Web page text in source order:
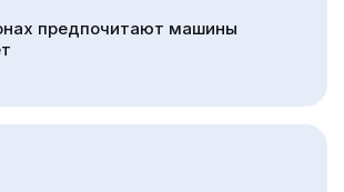
предпочитают машины